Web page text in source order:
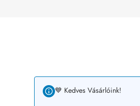
💙 Kedves Vásárlóink!